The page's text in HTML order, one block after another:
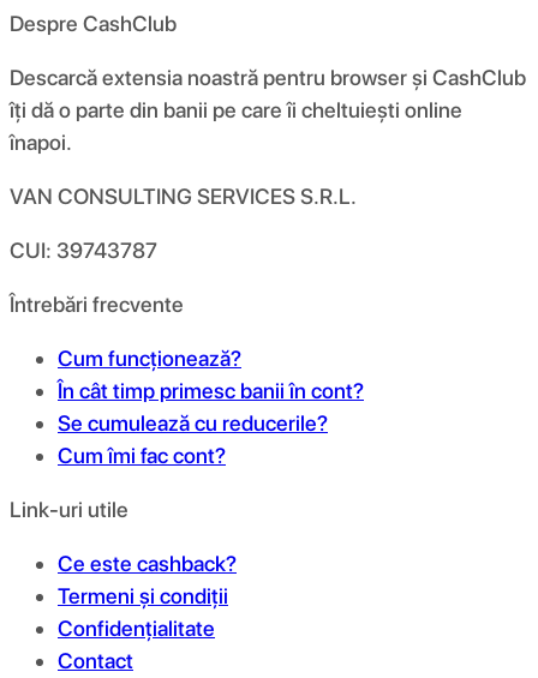
Despre CashClub
Descarcă extensia noastră pentru browser și CashClub
îți dă o parte din banii pe care îi cheltuiești online
înapoi.
VAN CONSULTING SERVICES S.R.L.
CUI: 39743787
Întrebări frecvente
Cum funcționează?
În cât timp primesc banii în cont?
Se cumulează cu reducerile?
Cum îmi fac cont?
Link-uri utile
Ce este cashback?
Termeni și condiții
Confidențialitate
Contact